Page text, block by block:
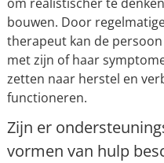
bouwen. Door
therapeut kan de
met zijn of haar
zetten naar herstel en
functioneren.
Zijn er
vormen van hulp